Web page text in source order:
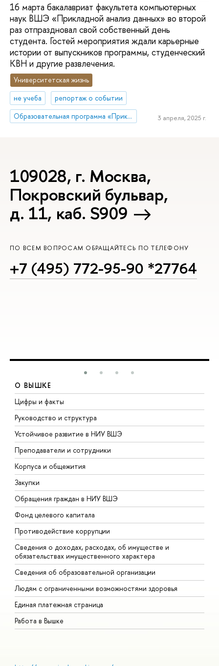
16 марта бакалавриат факультета компьютерных
наук ВШЭ «Прикладной анализ данных» во второй
раз отпраздновал свой собственный день
студента. Гостей мероприятия ждали карьерные
истории от выпускников программы, студенческий
КВН и другие развлечения.
Университетская жизнь
не учеба
репортаж о событии
Образовательная программа «Прикладной анализ данных»
3 апреля, 2025 г.
109028, г. Москва,
Покровский бульвар,
д. 11, каб. S909
ПО ВСЕМ ВОПРОСАМ ОБРАЩАЙТЕСЬ ПО ТЕЛЕФОНУ
+7 (495) 772-95-90 *27764
О ВЫШКЕ
Цифры и факты
Руководство и структура
Устойчивое развитие в НИУ ВШЭ
Преподаватели и сотрудники
Корпуса и общежития
Закупки
Обращения граждан в НИУ ВШЭ
Фонд целевого капитала
Противодействие коррупции
Сведения о доходах, расходах, об имуществе и
обязательствах имущественного характера
Сведения об образовательной организации
Людям с ограниченными возможностями здоровья
Единая платежная страница
Работа в Вышке